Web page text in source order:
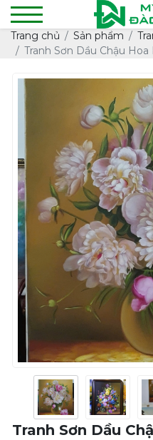
Trang chủ Sản phẩm
Tranh Sơn Dầu Chậu
Tranh Sơn Dầu